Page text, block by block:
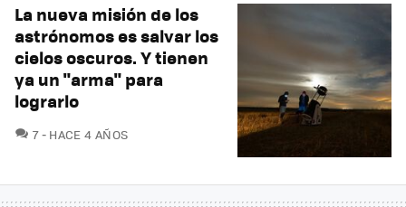
La nueva misión de los
astrónomos es salvar los
cielos oscuros. Y tienen
ya un "arma" para
lograrlo
7COMENTARIOS
HACE 4 AÑOS